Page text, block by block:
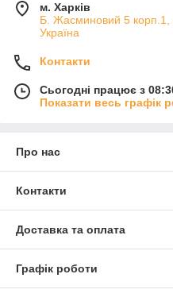
м. Харків
Б. Жасминовий 5 корп.1,
Україна
Контакти
Сьогодні працює з
Показати весь графік
Про нас
Контакти
Доставка та оплата
Графік роботи